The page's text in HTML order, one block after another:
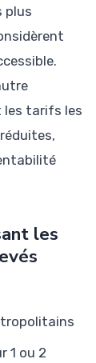
plus
les tarifs les
les
1 ou 2